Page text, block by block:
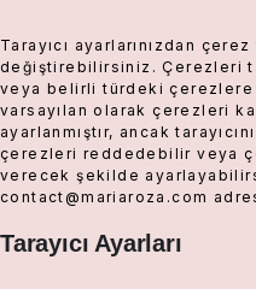
Tarayıcı ayarlarınızdan
değiştirebilirsiniz. Çerezleri
veya belirli türdeki çerezlere
varsayılan olarak çerezleri
ayarlanmıştır, ancak
çerezleri reddedebilir veya
verecek şekilde
contact@mariaroza.com
Tarayıcı Ayarları